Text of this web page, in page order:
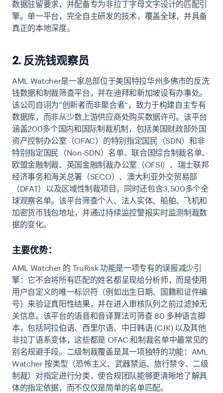
数据驻留要求，并配备专为非拉丁字母文字设计的匹配引
擎。单一平台，完全自主研发的技术，覆盖全球，并具备
真正的本地深度。
2. 反洗钱观察员
AML Watcher是一家总部位于美国特拉华州多佛市的反洗
钱数据和制裁筛查平台，并在迪拜和新加坡设有办事处。
该公司自诩为“创新者而非聚合者”，致力于构建自主专有
数据库，而非从少数上游供应商处购买数据许可。该平台
涵盖200多个国内和国际制裁机制，包括美国财政部外国
资产控制办公室（OFAC）的特别指定国民（SDN）和非
特别指定国民（Non-SDN）名单、联合国综合制裁名单、
欧盟金融制裁、英国金融制裁办公室（OFSI）、瑞士联邦
经济事务和海关总署（SECO）、澳大利亚外交贸易部
（DFAT）以及区域性制裁项目，同时还包含3,500多个全
球观察名单。该平台筛查个人、法人实体、船舶、飞机和
加密货币钱包地址，并通过持续监控警报实时监测制裁数
据的变化。
主要优势：
AML Watcher 的 TruRisk 功能是一项专有的误报减少引
擎：它不会将所有匹配的姓名都呈现给分析师，而是使用
用户自定义的唯一标识符（例如出生日期、国籍和证件编
号）来验证真阳性结果，并在进入审核队列之前过滤掉无
关信息。该平台的语音和音译算法可筛查 80 多种语言脚
本，包括阿拉伯语、西里尔语、中日韩语 (CJK) 以及其他
非拉丁语系变体，这些都是 OFAC 和制裁名单中最常见的
别名规避手段。二级制裁覆盖是其一项独特的功能：AML
Watcher 按类型（恐怖主义、武器禁运、旅行禁令、二级
制裁）对指定进行分类，使合规团队能够更清晰地了解具
体的指定依据，而不仅仅是简单的名单匹配。